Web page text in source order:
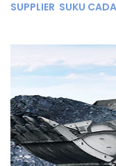
SUPPLIER SUKU